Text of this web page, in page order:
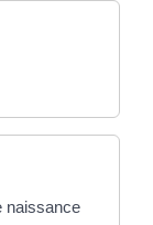
naissance